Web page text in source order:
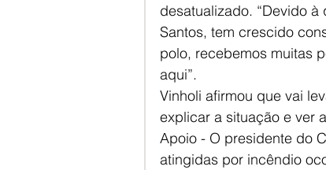
desatualizado. “Devido
Santos, tem crescido
polo, recebemos muitas
aqui”.
Vinholi afirmou que vai
explicar a situação e ver
Apoio - O presidente do
atingidas por incêndio